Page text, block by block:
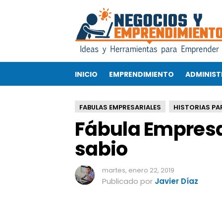
b
E
m
p
r
e
a
r
a
INICIO EMPRENDIMIENTO
FABULAS EMPRESARIALES HISTORIAS
Fábula
sabio
martes, enero 22, 2019
Publicado por Javier Díaz